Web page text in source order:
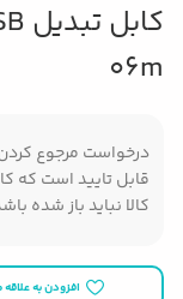
06m
درخواست مرجوع کردن
قابل تایید است که
کالا نباید باز شده
افزودن به